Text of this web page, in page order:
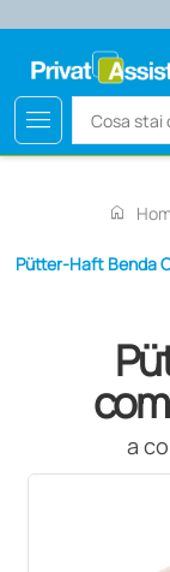
menu
home
Pütter-Haft Benda
a